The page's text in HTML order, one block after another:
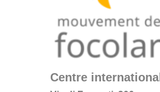
Centre international